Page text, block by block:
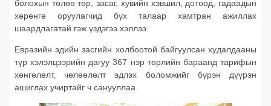
болохын төлөө төр, засаг, хувийн хэвшил, дотоод, гадаадын
хөрөнгө оруулагчид бүх талаар хамтран ажиллах
шаардлагатай гэж үздэгээ хэллээ.
Евразийн эдийн засгийн холбоотой байгуулсан худалдааны
түр хэлэлцээрийн дагуу 367 нэр төрлийн бараанд тарифын
хөнгөлөлт, чөлөөлөлт эдлэх боломжийг бүрэн дүүрэн
ашиглах учиртайг ч санууллаа.